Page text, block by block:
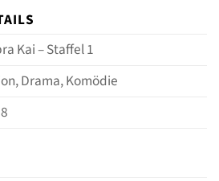
Kai – Staffel 1
Drama, Komödie